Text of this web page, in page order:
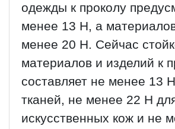
одежды к проколу
менее 13 Н, а
менее 20 Н. Сейчас
материалов и изделий к
составляет не менее 13
тканей, не менее 22 Н
искусственных кож и не